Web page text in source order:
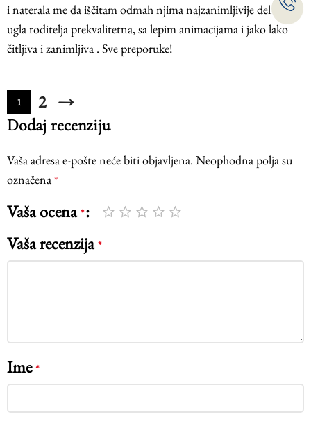
i naterala me da iščitam odmah njima najzanimljivije delove. Iz
ugla roditelja prekvalitetna, sa lepim animacijama i jako lako
čitljiva i zanimljiva . Sve preporuke!
1 2 →
Dodaj recenziju
Vaša adresa e-pošte neće biti objavljena. Neophodna polja su
označena*
Vaša ocena*
Vaša recenzija*
Ime*